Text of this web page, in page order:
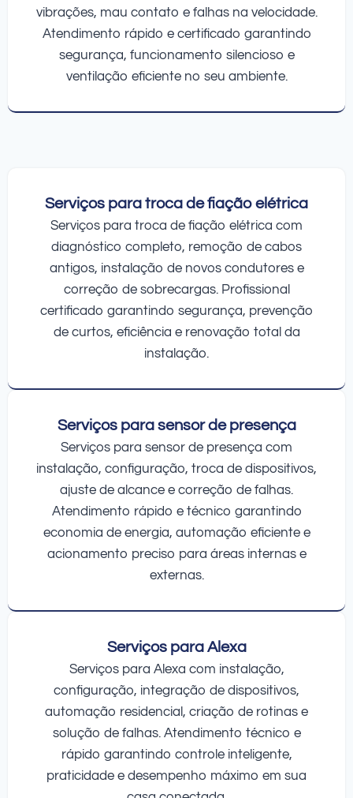
vibrações, mau contato e falhas na velocidade.
Atendimento rápido e certificado garantindo
segurança, funcionamento silencioso e
ventilação eficiente no seu ambiente.
Serviços para troca de fiação elétrica
Serviços para troca de fiação elétrica com
diagnóstico completo, remoção de cabos
antigos, instalação de novos condutores e
correção de sobrecargas. Profissional
certificado garantindo segurança, prevenção
de curtos, eficiência e renovação total da
instalação.
Serviços para sensor de presença
Serviços para sensor de presença com
instalação, configuração, troca de dispositivos,
ajuste de alcance e correção de falhas.
Atendimento rápido e técnico garantindo
economia de energia, automação eficiente e
acionamento preciso para áreas internas e
externas.
Serviços para Alexa
Serviços para Alexa com instalação,
configuração, integração de dispositivos,
automação residencial, criação de rotinas e
solução de falhas. Atendimento técnico e
rápido garantindo controle inteligente,
praticidade e desempenho máximo em sua